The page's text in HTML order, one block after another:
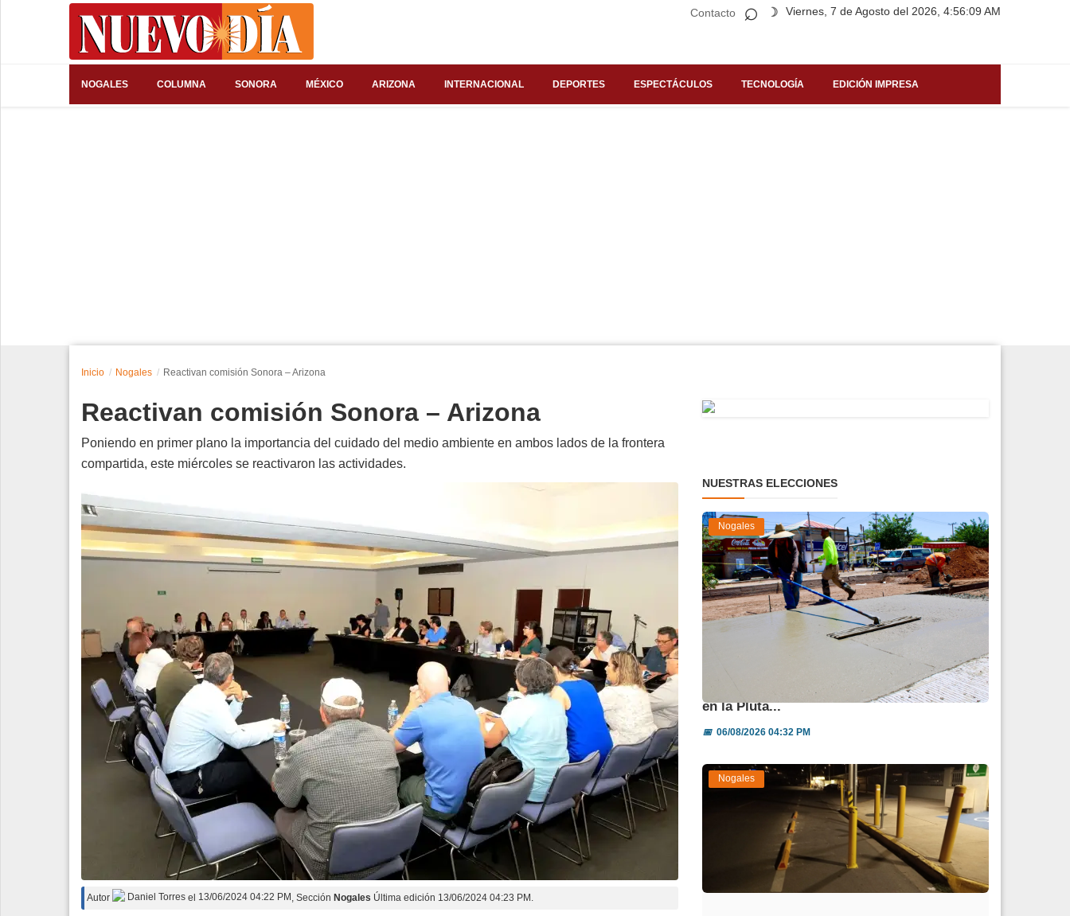
Contacto Viernes, 7 de Agosto del 2026, 4:56:09 AM
⌕ ☽
NOGALES COLUMNA SONORA MÉXICO ARIZONA INTERNACIONAL DEPORTES ESPECTÁCULOS TECNOLOGÍA EDICIÓN IMPRESA
Edición Impresa
Inicio Nogales Reactivan comisión Sonora – Arizona
Reactivan comisión Sonora – Arizona
Poniendo en primer plano la importancia del cuidado del medio ambiente en ambos lados de la frontera
compartida, este miércoles se reactivaron las actividades.
Autor Daniel Torres el 13/06/2024 04:22 PM , Sección Nogales Última edición 13/06/2024 04:23 PM.
NUESTRAS ELECCIONES
Nogales
Avanza 45 % obra de reparación del socavón
en la Pluta...
📅06/08/2026 04:32 PM
Nogales